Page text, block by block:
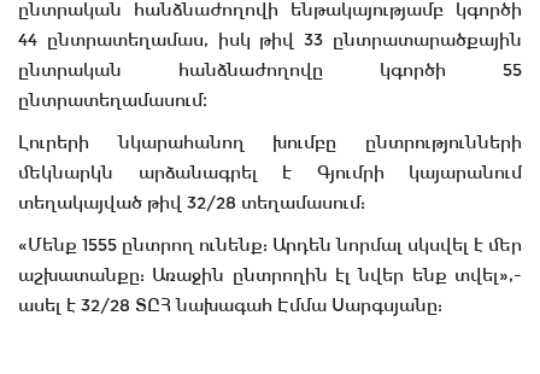
ընտրական հանձնաժողովի ենթակայությամբ կգործի
44 ընտրատեղամաս, իսկ թիվ 33 ընտրատարածքային
ընտրական հանձնաժողովը կգործի 55
ընտրատեղամասում։
Լուրերի նկարահանող խումբը ընտրությունների
մեկնարկն արձանագրել է Գյումրի կայարանում
տեղակայված թիվ 32/28 տեղամասում:
«Մենք 1555 ընտրող ունենք: Արդեն նորմալ սկսվել է մեր
աշխատանքը: Առաջին ընտրողին էլ նվեր ենք տվել»,-
ասել է 32/28 ՏԸՀ նախագահ Էմմա Սարգսյանը: